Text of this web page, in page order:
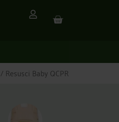
CART
/ Resusci Baby QCPR